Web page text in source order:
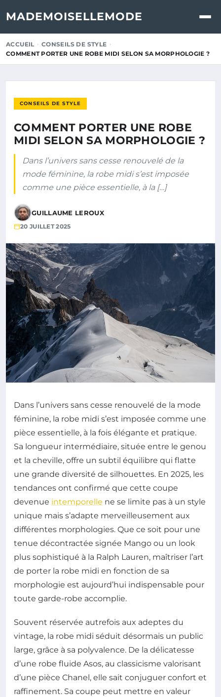
MADEMOISELLEMODE
ACCUEIL
CONSEILS DE STYLE
COMMENT PORTER UNE ROBE MIDI SELON SA MORPHOLOGIE ?
CONSEILS DE STYLE
COMMENT PORTER UNE ROBE
MIDI SELON SA MORPHOLOGIE ?
Dans l’univers sans cesse renouvelé de la
mode féminine, la robe midi s’est imposée
comme une pièce essentielle, à la […]
GUILLAUME LEROUX
20 JUILLET 2025
Dans l’univers sans cesse renouvelé de la mode
féminine, la robe midi s’est imposée comme une
pièce essentielle, à la fois élégante et pratique.
Sa longueur intermédiaire, située entre le genou
et la cheville, offre un subtil équilibre qui flatte
une grande diversité de silhouettes. En 2025, les
tendances ont confirmé que cette coupe
devenue intemporelle ne se limite pas à un style
unique mais s’adapte merveilleusement aux
différentes morphologies. Que ce soit pour une
tenue décontractée signée Mango ou un look
plus sophistiqué à la Ralph Lauren, maîtriser l’art
de porter la robe midi en fonction de sa
morphologie est aujourd’hui indispensable pour
toute garde-robe accomplie.
Souvent réservée autrefois aux adeptes du
vintage, la robe midi séduit désormais un public
large, grâce à sa polyvalence. De la délicatesse
d’une robe fluide Asos, au classicisme valorisant
d’une pièce Chanel, elle sait conjuguer confort et
raffinement. Sa coupe peut mettre en valeur